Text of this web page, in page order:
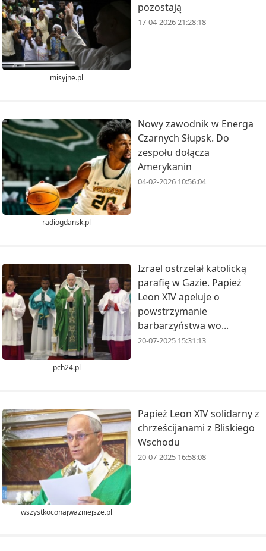
misyjne.pl
pozostają
17-04-2026 21:28:18
radiogdansk.pl
Nowy zawodnik w Energa
Czarnych Słupsk. Do
zespołu dołącza
Amerykanin
04-02-2026 10:56:04
pch24.pl
Izrael ostrzelał katolicką
parafię w Gazie. Papież
Leon XIV apeluje o
powstrzymanie
barbarzyństwa wo...
20-07-2025 15:31:13
wszystkoconajwazniejsze.pl
Papież Leon XIV solidarny z
chrześcijanami z Bliskiego
Wschodu
20-07-2025 16:58:08